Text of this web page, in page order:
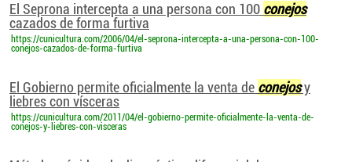
El Seprona intercepta a una persona con 100 conejos
cazados de forma furtiva
https://cunicultura.com/2006/04/el-seprona-intercepta-a-una-persona-con-100-
conejos-cazados-de-forma-furtiva
El Gobierno permite oficialmente la venta de conejosy
liebres con vísceras
https://cunicultura.com/2011/04/el-gobierno-permite-oficialmente-la-venta-de-
conejos-y-liebres-con-visceras